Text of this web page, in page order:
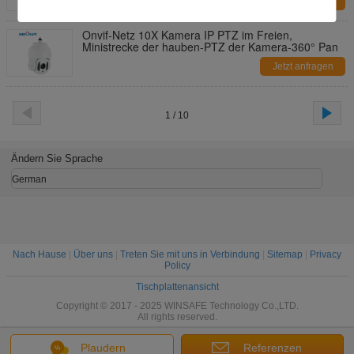
Onvif-Netz 10X Kamera IP PTZ im Freien,
Ministrecke der hauben-PTZ der Kamera-360° Pan
Jetzt anfragen
1 / 10
Plaudern Referenzen
Ändern Sie Sprache
German
Nach Hause Über uns Treten Sie mit uns in Verbindung Sitemap
Privacy
Policy
Tischplattenansicht
Copyright © 2017 - 2025 WINSAFE Technology Co.,LTD.
All rights reserved.